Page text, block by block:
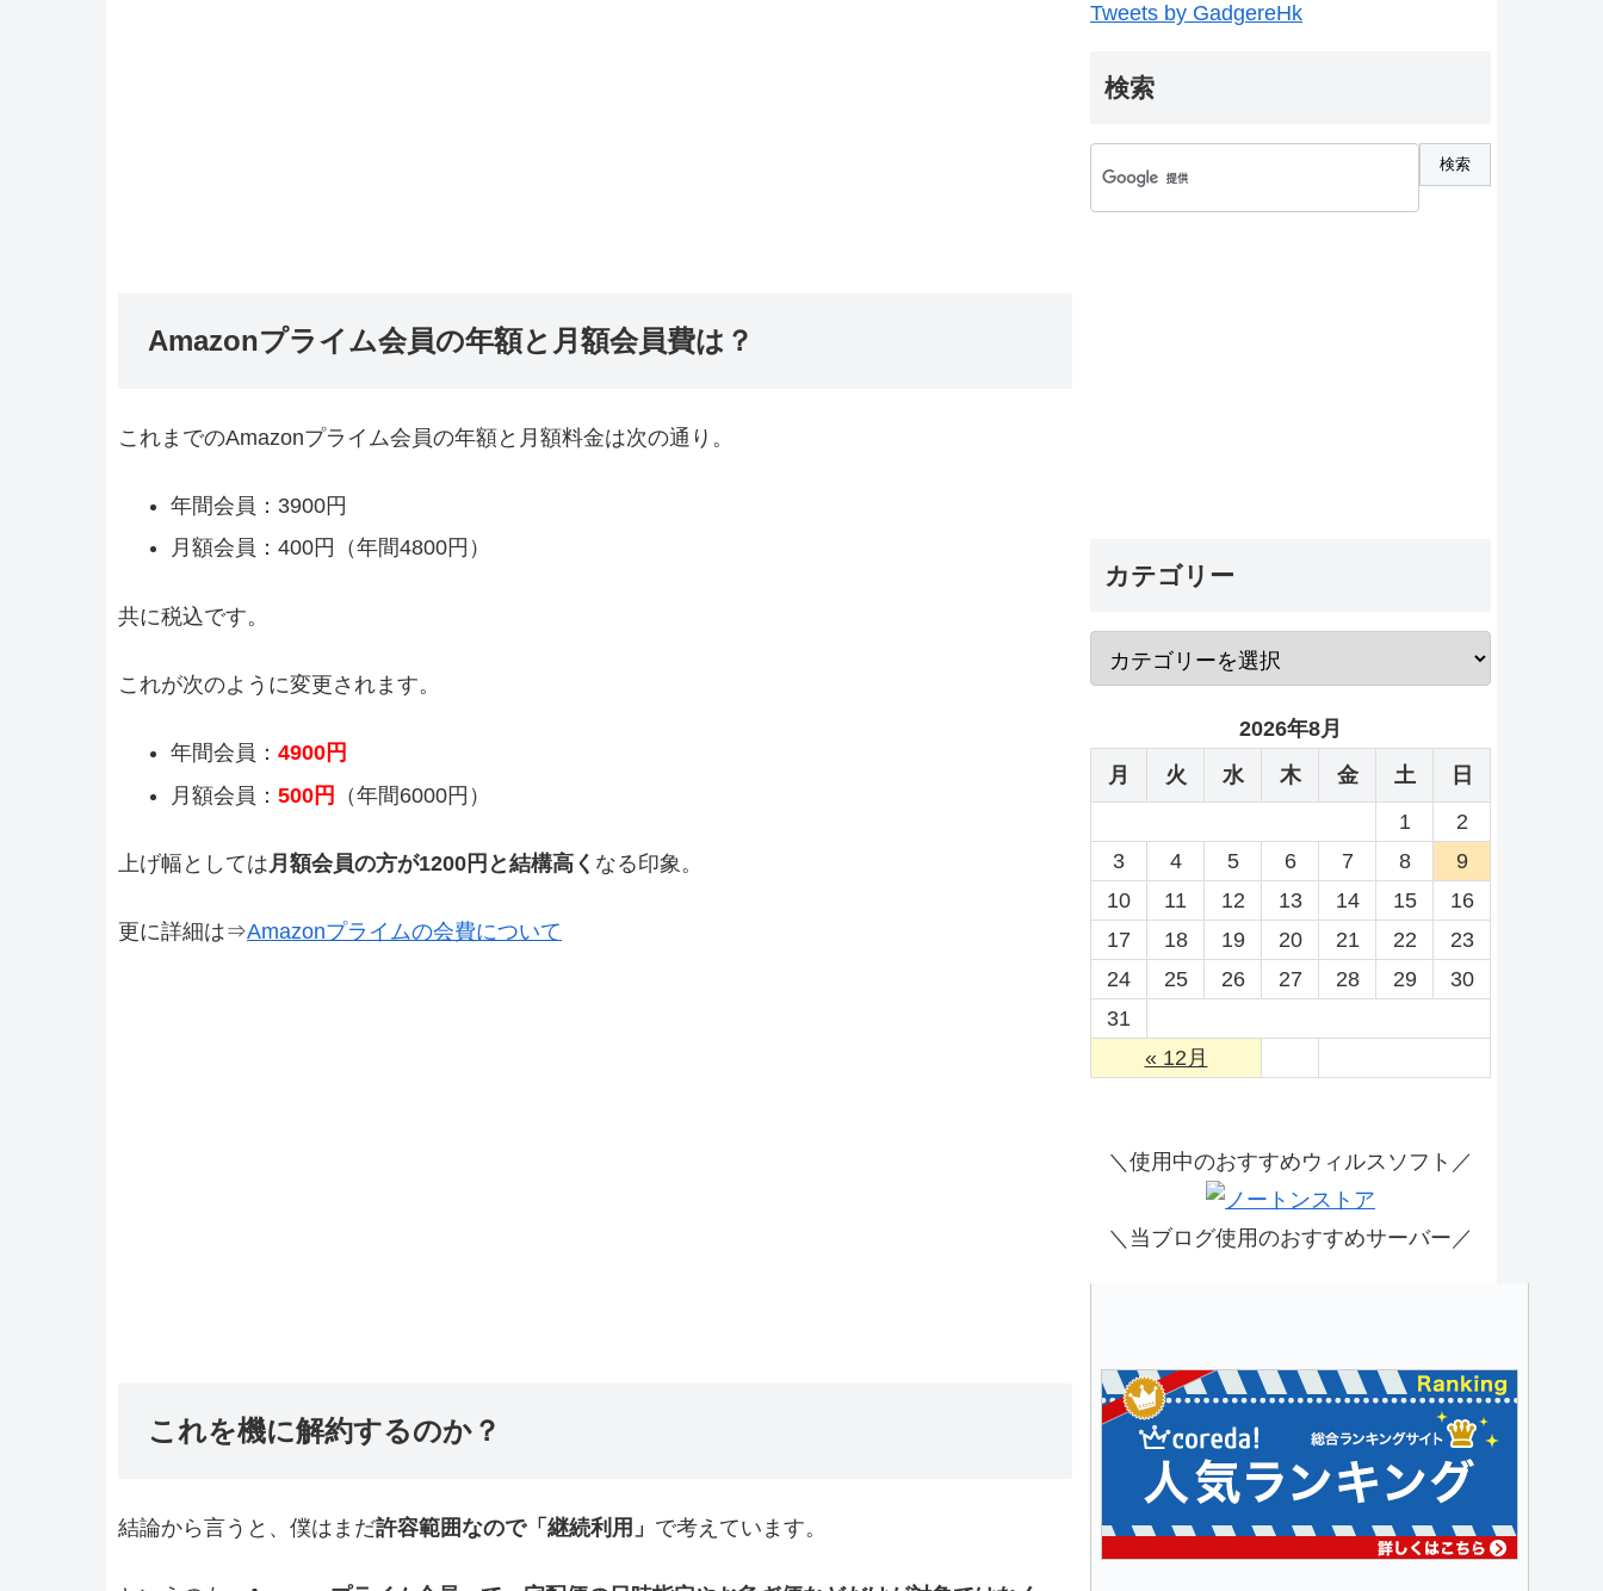
Amazonプライム会員の年額と月額会員費は？
これまでのAmazonプライム会員の年額と月額料金は次の通り。
年間会員：3900円
月額会員：400円（年間4800円）
共に税込です。
これが次のように変更されます。
年間会員： 4900円
月額会員： 500円 （年間6000円）
上げ幅としては 月額会員の方が1200円と結構高く なる印象。
更に詳細は⇒Amazonプライムの会費について
これを機に解約するのか？
結論から言うと、僕はまだ許容範囲なので「継続利用」 で考えています。
Tweets by GadgereHk
検索
カテゴリー
2026年8月
月
火 水 木 金 土 日
« 12月
1
2
3
4 5 6 7 8
9
10
11 12 13 14 15
16
17
18 19 20 21 22
23
24
25 26 27 28 29
30
31
＼使用中のおすすめウィルスソフト／
＼当ブログ使用のおすすめサーバー／